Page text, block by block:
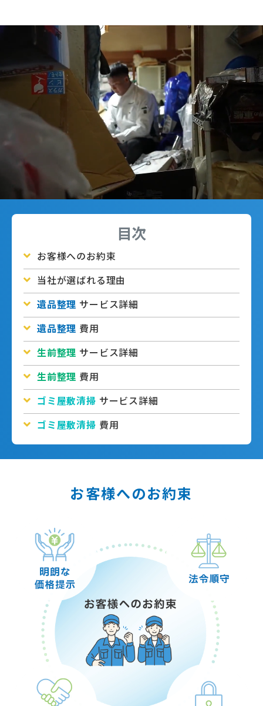
目次
お客様へのお約束
当社が選ばれる理由
遺品整理 サービス詳細
遺品整理 費用
生前整理 サービス詳細
生前整理 費用
ゴミ屋敷清掃 サービス詳細
ゴミ屋敷清掃 費用
お客様へのお約束